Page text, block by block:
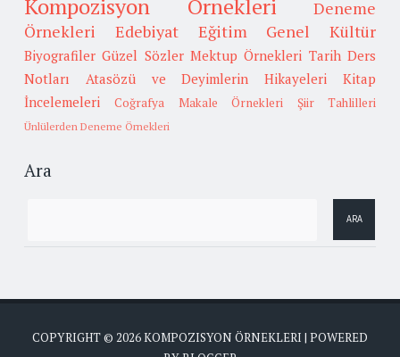
Kompozisyon Örnekleri
Deneme
Örnekleri
Edebiyat Eğitim Genel Kültür
Biyografiler Güzel Sözler Mektup Örnekleri Tarih Ders
Notları
Atasözü ve Deyimlerin Hikayeleri
Kitap
İncelemeleri
Coğrafya Makale Örnekleri Şiir Tahlilleri
Ünlülerden Deneme Örnekleri
Ara
COPYRIGHT © 2026KOMPOZISYON ÖRNEKLERI | POWERED